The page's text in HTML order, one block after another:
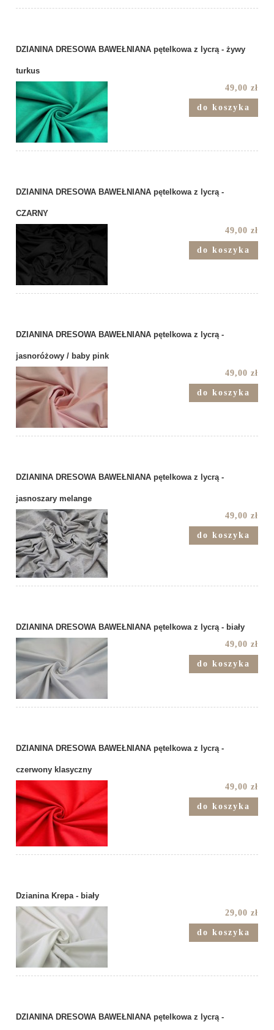
DZIANINA DRESOWA BAWEŁNIANA pętelkowa z lycrą - żywy
turkus
49,00 zł
do koszyka
DZIANINA DRESOWA BAWEŁNIANA pętelkowa z lycrą -
CZARNY
49,00 zł
do koszyka
DZIANINA DRESOWA BAWEŁNIANA pętelkowa z lycrą -
jasnoróżowy / baby pink
49,00 zł
do koszyka
DZIANINA DRESOWA BAWEŁNIANA pętelkowa z lycrą -
jasnoszary melange
49,00 zł
do koszyka
DZIANINA DRESOWA BAWEŁNIANA pętelkowa z lycrą - biały
49,00 zł
do koszyka
DZIANINA DRESOWA BAWEŁNIANA pętelkowa z lycrą -
czerwony klasyczny
49,00 zł
do koszyka
Dzianina Krepa - biały
29,00 zł
do koszyka
DZIANINA DRESOWA BAWEŁNIANA pętelkowa z lycrą -